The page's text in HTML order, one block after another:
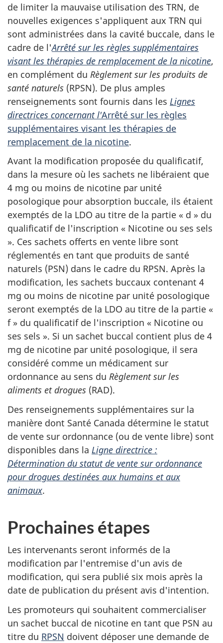
de limiter la mauvaise utilisation des TRN, de
nouvelles exigences s'appliquent aux TRN qui
sont administrées dans la cavité buccale, dans le
cadre de l'Arrêté sur les règles supplémentaires
visant les thérapies de remplacement de la nicotine,
en complément du Règlement sur les produits de
santé naturels (RPSN). De plus amples
renseignements sont fournis dans les Lignes
directrices concernant l'Arrêté sur les règles
supplémentaires visant les thérapies de
remplacement de la nicotine.
Avant la modification proposée du qualificatif,
dans la mesure où les sachets ne libéraient que
4 mg ou moins de nicotine par unité
posologique pour absorption buccale, ils étaient
exemptés de la LDO au titre de la partie « d » du
qualificatif de l'inscription « Nicotine ou ses sels
». Ces sachets offerts en vente libre sont
réglementés en tant que produits de santé
naturels (PSN) dans le cadre du RPSN. Après la
modification, les sachets buccaux contenant 4
mg ou moins de nicotine par unité posologique
seront exemptés de la LDO au titre de la partie «
f » du qualificatif de l'inscription « Nicotine ou
ses sels ». Si un sachet buccal contient plus de 4
mg de nicotine par unité posologique, il sera
considéré comme un médicament sur
ordonnance au sens du Règlement sur les
aliments et drogues (RAD).
Des renseignements supplémentaires sur la
manière dont Santé Canada détermine le statut
de vente sur ordonnance (ou de vente libre) sont
disponibles dans la Ligne directrice :
Détermination du statut de vente sur ordonnance
pour drogues destinées aux humains et aux
animaux.
Prochaines étapes
Les intervenants seront informés de la
modification par l'entremise d'un avis de
modification, qui sera publié six mois après la
date de publication du présent avis d'intention.
Les promoteurs qui souhaitent commercialiser
un sachet buccal de nicotine en tant que PSN au
titre du RPSN doivent déposer une demande de